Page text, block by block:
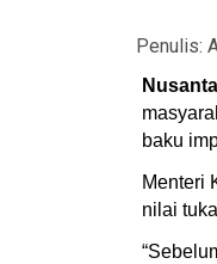
Penulis:
baku
Menteri
nilai